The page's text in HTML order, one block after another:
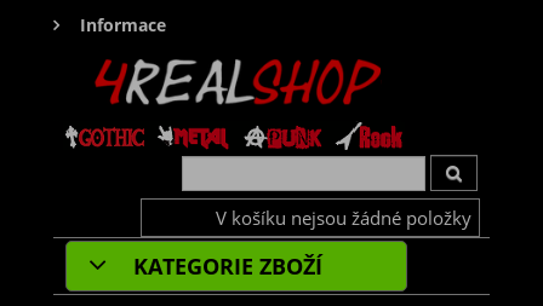
Informace
V košíku nejsou žádné položky
KATEGORIE ZBOŽÍ